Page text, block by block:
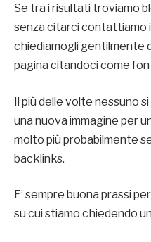
Se tra i risultati troviamo
senza citarci contattiamo
chiediamogli gentilmente
pagina citandoci come
Il più delle volte nessuno
una nuova immagine per
molto più probabilmente
backlinks.
E’ sempre buona prassi
su cui stiamo chiedendo